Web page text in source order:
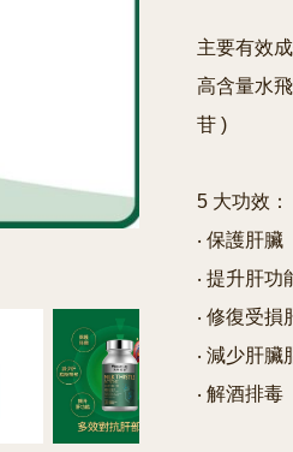
主要有效成
高含量水
苷 )
5 大功效：
‧ 保護肝臟
‧ 提升肝功
‧ 修復受損
‧ 減少肝臟
‧ 解酒排毒